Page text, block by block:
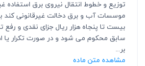
توزیع و خطوط انتقال نیروی برق استفاده
موسسات آب و برق دخالت غیرقانونی کند
بیست تا پنجاه هزار ریال جزای نقدی و رفع
سابق محکوم می شود و در صورت تکرار یا
بر...
مشاهده متن ماده